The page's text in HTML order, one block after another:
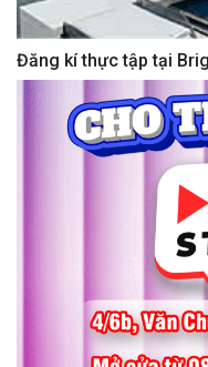
Đăng kí thực tập tại